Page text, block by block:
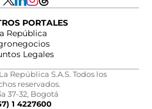
PORTALES
República
Legales
República S.A.S. Todos los
reservados.
37-32, Bogotá
1 4227600